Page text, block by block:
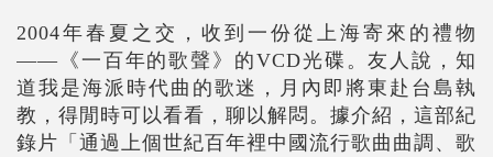
2004年春夏之交，收到一份從上海寄來的禮物
――《一百年的歌聲》的VCD光碟。友人說，知
道我是海派時代曲的歌迷，月內即將東赴台島執
教，得閒時可以看看，聊以解悶。據介紹，這部紀
錄片「通過上個世紀百年裡中國流行歌曲曲調、歌